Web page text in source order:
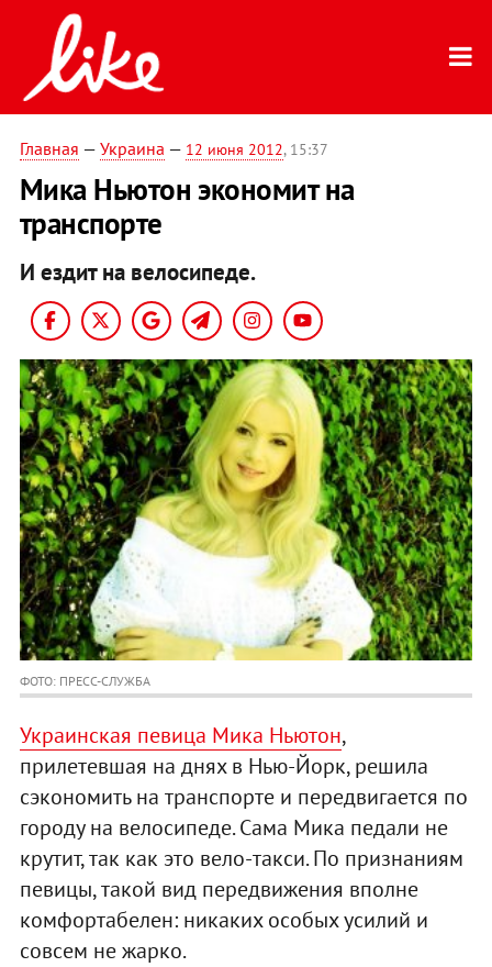
Главная — Украина — 12 июня 2012, 15:37
Мика Ньютон экономит на
транспорте
И ездит на велосипеде.
ФОТО: ПРЕСС-СЛУЖБА
Украинская певица Мика Ньютон,
прилетевшая на днях в Нью-Йорк, решила
сэкономить на транспорте и передвигается по
городу на велосипеде. Сама Мика педали не
крутит, так как это вело-такси. По признаниям
певицы, такой вид передвижения вполне
комфортабелен: никаких особых усилий и
совсем не жарко.